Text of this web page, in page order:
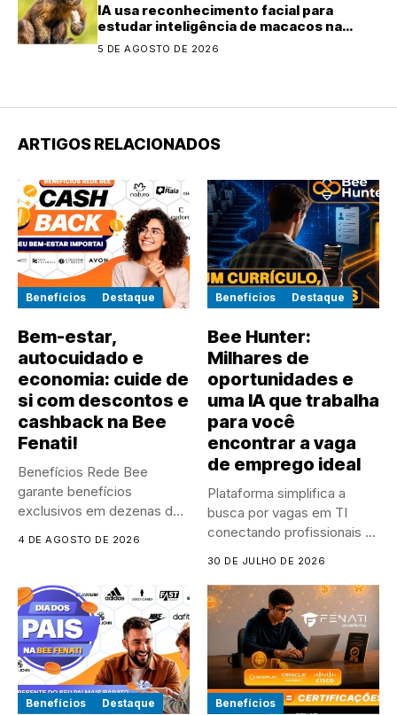
IA usa reconhecimento facial para
estudar inteligência de macacos na
natureza
5 DE AGOSTO DE 2026
ARTIGOS RELACIONADOS
Benefícios Destaque
Bem-estar,
autocuidado e
economia: cuide de
si com descontos e
cashback na Bee
Fenati!
Benefícios Rede Bee
garante benefícios
exclusivos em dezenas de
4 DE AGOSTO DE 2026
Benefícios Destaque
Bee Hunter:
Milhares de
oportunidades e
uma IA que trabalha
para você
encontrar a vaga
de emprego ideal
Plataforma simplifica a
busca por vagas em TI
conectando profissionais a
30 DE JULHO DE 2026
Benefícios Destaque Benefícios